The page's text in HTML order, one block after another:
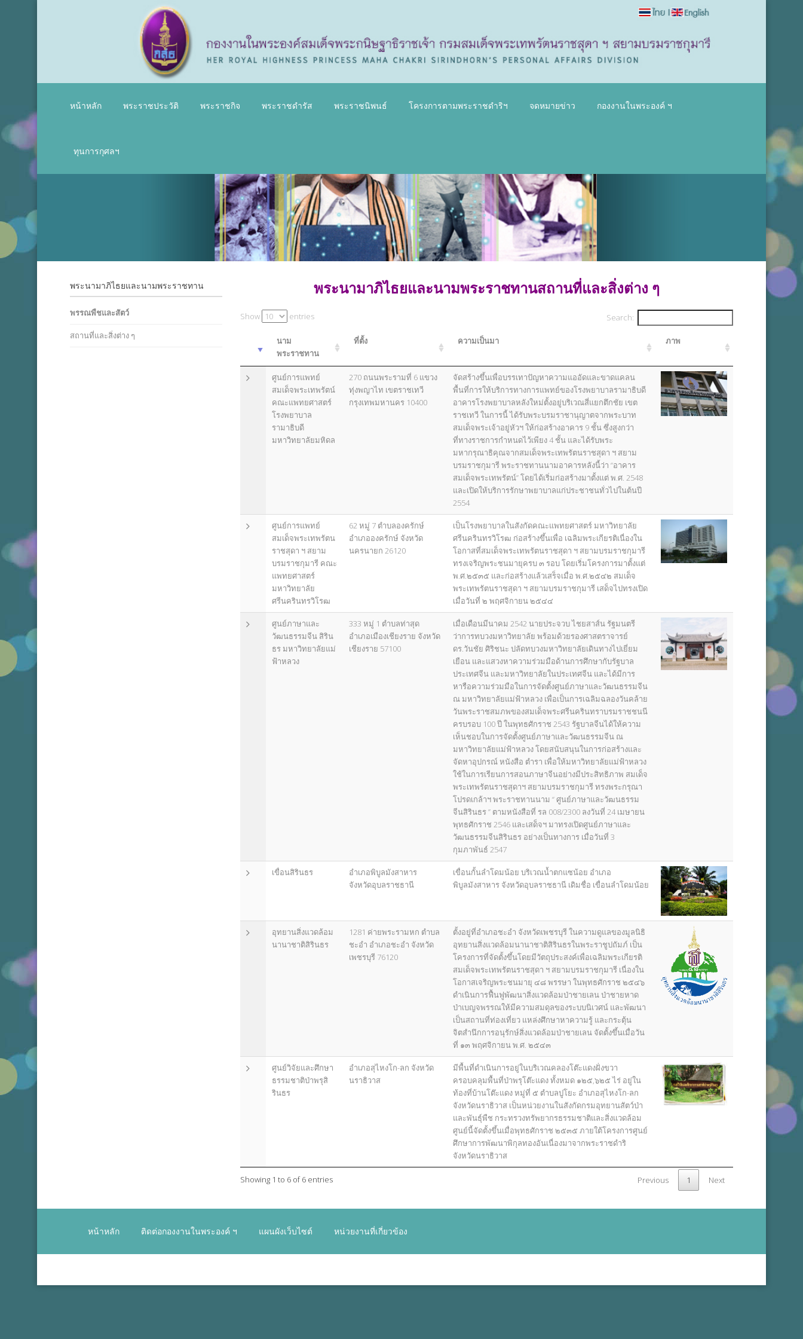
หน้าหลัก พระราชประวัติ พระราชกิจ พระราชดำรัส พระราชนิพนธ์ โครงการตามพระราชดำริฯ จดหมายข่าว กองงานในพระองค์ ฯ
ทุนการกุศลฯ
พระนามาภิไธยและนามพระราชทาน
พรรณพืชและสัตว์
สถานที่และสิ่งต่าง ๆ
พระนามาภิไธยและนามพระราชทานสถานที่และสิ่งต่าง ๆ
Show entries Search:
นาม
พระราชทาน
ที่ตั้ง ความเป็นมา ภาพ
ศูนย์การแพทย์
สมเด็จพระเทพรัตน์
คณะแพทยศาสตร์
โรงพยาบาล
รามาธิบดี
มหาวิทยาลัยมหิดล
270 ถนนพระรามที่ 6 แขวง
ทุ่งพญาไท เขตราชเทวี
กรุงเทพมหานคร 10400
จัดสร้างขึ้นเพื่อบรรเทาปัญหาความแออัดและขาดแคลน
พื้นที่การให้บริการทางการแพทย์ของโรงพยาบาลรามาธิบดี
อาคารโรงพยาบาลหลังใหม่ตั้งอยู่บริเวณสี่แยกตึกชัย เขต
ราชเทวี ในการนี้ ได้รับพระบรมราชานุญาตจากพระบาท
สมเด็จพระเจ้าอยู่หัวฯ ให้ก่อสร้างอาคาร 9 ชั้น ซึ่งสูงกว่า
ที่ทางราชการกำหนดไว้เพียง 4 ชั้น และได้รับพระ
มหากรุณาธิคุณจากสมเด็จพระเทพรัตนราชสุดา ฯ สยาม
บรมราชกุมารี พระราชทานนามอาคารหลังนี้ว่า “อาคาร
สมเด็จพระเทพรัตน์” โดยได้เริ่มก่อสร้างมาตั้งแต่ พ.ศ. 2548
และเปิดให้บริการรักษาพยาบาลแก่ประชาชนทั่วไปในต้นปี
2554
ศูนย์การแพทย์
สมเด็จพระเทพรัตน
ราชสุดา ฯ สยาม
บรมราชกุมารี คณะ
แพทยศาสตร์
มหาวิทยาลัย
ศรีนครินทรวิโรฒ
62 หมู่ 7 ตำบลองครักษ์
อำเภอองครักษ์ จังหวัด
นครนายก 26120
เป็นโรงพยาบาลในสังกัดคณะแพทยศาสตร์ มหาวิทยาลัย
ศรีนครินทรวิโรฒ ก่อสร้างขึ้นเพื่อ เฉลิมพระเกียรติเนื่องใน
โอกาสที่สมเด็จพระเทพรัตนราชสุดา ฯ สยามบรมราชกุมารี
ทรงเจริญพระชนมายุครบ ๓ รอบ โดยเริ่มโครงการมาตั้งแต่
พ.ศ.๒๕๓๕ และก่อสร้างแล้วเสร็จเมื่อ พ.ศ.๒๕๔๒ สมเด็จ
พระเทพรัตนราชสุดา ฯ สยามบรมราชกุมารี เสด็จไปทรงเปิด
เมื่อวันที่ ๒ พฤศจิกายน ๒๕๔๔
ศูนย์ภาษาและ
วัฒนธรรมจีน สิริน
ธร มหาวิทยาลัยแม่
ฟ้าหลวง
333 หมู่ 1 ตำบลท่าสุด
อำเภอเมืองเชียงราย จังหวัด
เชียงราย 57100
เมื่อเดือนมีนาคม 2542 นายประจวบ ไชยสาส์น รัฐมนตรี
ว่าการทบวงมหาวิทยาลัย พร้อมด้วยรองศาสตราจารย์
ดร.วันชัย ศิริชนะ ปลัดทบวงมหาวิทยาลัยเดินทางไปเยี่ยม
เยือน และแสวงหาความร่วมมือด้านการศึกษากับรัฐบาล
ประเทศจีน และมหาวิทยาลัยในประเทศจีน และได้มีการ
หารือความร่วมมือในการจัดตั้งศูนย์ภาษาและวัฒนธรรมจีน
ณ มหาวิทยาลัยแม่ฟ้าหลวง เพื่อเป็นการเฉลิมฉลองวันคล้าย
วันพระราชสมภพของสมเด็จพระศรีนครินทราบรมราชชนนี
ครบรอบ 100 ปี ในพุทธศักราช 2543 รัฐบาลจีนได้ให้ความ
เห็นชอบในการจัดตั้งศูนย์ภาษาและวัฒนธรรมจีน ณ
มหาวิทยาลัยแม่ฟ้าหลวง โดยสนับสนุนในการก่อสร้างและ
จัดหาอุปกรณ์ หนังสือ ตำรา เพื่อให้มหาวิทยาลัยแม่ฟ้าหลวง
ใช้ในการเรียนการสอนภาษาจีนอย่างมีประสิทธิภาพ สมเด็จ
พระเทพรัตนราชสุดาฯ สยามบรมราชกุมารี ทรงพระกรุณา
โปรดเกล้าฯ พระราชทานนาม “ ศูนย์ภาษาและวัฒนธรรม
จีนสิรินธร ” ตามหนังสือที่ รล 008/2300 ลงวันที่ 24 เมษายน
พุทธศักราช 2546 และเสด็จฯ มาทรงเปิดศูนย์ภาษาและ
วัฒนธรรมจีนสิรินธร อย่างเป็นทางการ เมื่อวันที่ 3
กุมภาพันธ์ 2547
เขื่อนสิรินธร
อำเภอพิบูลมังสาหาร
จังหวัดอุบลราชธานี
เขื่อนกั้นลำโดมน้อย บริเวณน้ำตกแซน้อย อำเภอ
พิบูลมังสาหาร จังหวัดอุบลราชธานี เดิมชื่อ เขื่อนลำโดมน้อย
อุทยานสิ่งแวดล้อม
นานาชาติสิรินธร
1281 ค่ายพระรามหก ตำบล
ชะอำ อำเภอชะอำ จังหวัด
เพชรบุรี 76120
ตั้งอยู่ที่อำเภอชะอำ จังหวัดเพชรบุรี ในความดูแลของมูลนิธิ
อุทยานสิ่งแวดล้อมนานาชาติสิรินธรในพระราชูปถัมภ์ เป็น
โครงการที่จัดตั้งขึ้นโดยมีวัตถุประสงค์เพื่อเฉลิมพระเกียรติ
สมเด็จพระเทพรัตนราชสุดา ฯ สยามบรมราชกุมารี เนื่องใน
โอกาสเจริญพระชนมายุ ๔๘ พรรษา ในพุทธศักราช ๒๕๔๖
ดำเนินการฟื้นฟูพัฒนาสิ่งแวดล้อมป่าชายเลน ป่าชายหาด
ป่าเบญจพรรณให้มีความสมดุลของระบบนิเวศน์ และพัฒนา
เป็นสถานที่ท่องเที่ยว แหล่งศึกษาหาความรู้ และกระตุ้น
จิตสำนึกการอนุรักษ์สิ่งแวดล้อมป่าชายเลน จัดตั้งขึ้นเมื่อวัน
ที่ ๑๓ พฤศจิกายน พ.ศ. ๒๕๔๓
ศูนย์วิจัยและศึกษา
ธรรมชาติป่าพรุสิ
รินธร
อำเภอสุไหงโก-ลก จังหวัด
นราธิวาส
มีพื้นที่ดำเนินการอยู่ในบริเวณคลองโต๊ะแดงฝั่งขวา
ครอบคลุมพื้นที่ป่าพรุโต๊ะแดง ทั้งหมด ๑๒๕,๖๒๕ ไร่ อยู่ใน
ท้องที่บ้านโต๊ะแดง หมู่ที่ ๕ ตำบลปูโยะ อำเภอสุไหงโก-ลก
จังหวัดนราธิวาส เป็นหน่วยงานในสังกัดกรมอุทยานสัตว์ป่า
และพันธุ์พืช กระทรวงทรัพยากรธรรมชาติและสิ่งแวดล้อม
ศูนย์นี้จัดตั้งขึ้นเมื่อพุทธศักราช ๒๕๓๕ ภายใต้โครงการศูนย์
ศึกษาการพัฒนาพิกุลทองอันเนื่องมาจากพระราชดำริ
จังหวัดนราธิวาส
Showing 1 to 6 of 6 entries Previous 1 Next
หน้าหลัก ติดต่อกองงานในพระองค์ ฯ แผนผังเว็บไซต์ หน่วยงานที่เกี่ยวข้อง